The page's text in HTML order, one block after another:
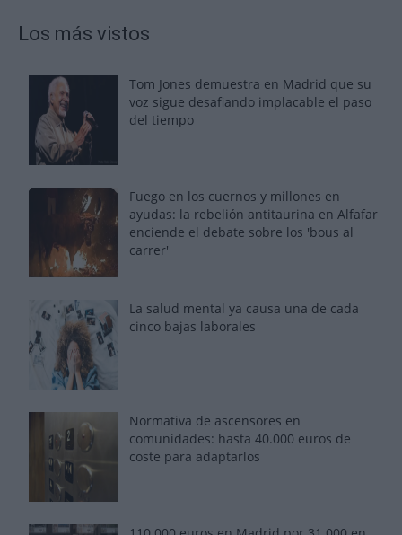
Los más vistos
Tom Jones demuestra en Madrid que su
voz sigue desafiando implacable el paso
del tiempo
Fuego en los cuernos y millones en
ayudas: la rebelión antitaurina en Alfafar
enciende el debate sobre los 'bous al
carrer'
La salud mental ya causa una de cada
cinco bajas laborales
Normativa de ascensores en
comunidades: hasta 40.000 euros de
coste para adaptarlos